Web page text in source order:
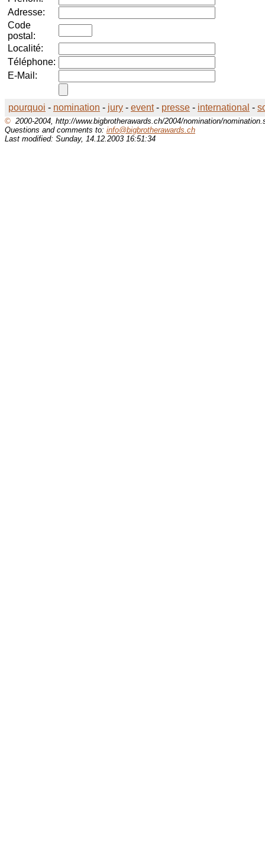
Adresse:
Code
postal:
Localité:
Téléphone:
E-Mail:
pourquoi - nomination - jury - event- presse - international -
© 2000-2004, http://www.bigbrotherawards.ch/2004/nomination/
Questions and comments to: info@bigbrotherawards.ch
Last modified: Sunday, 14.12.2003 16:51:34